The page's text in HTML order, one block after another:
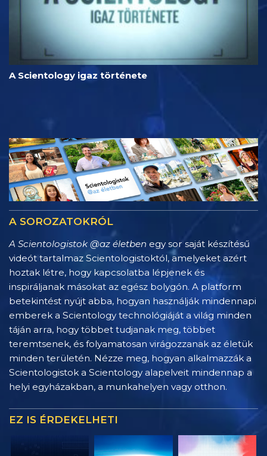
A Scientology igaz története
A SOROZATOKRÓL
A Scientologistok @az életben egy sor saját készítésű
videót tartalmaz Scientologistoktól, amelyeket azért
hoztak létre, hogy kapcsolatba lépjenek és
inspiráljanak másokat az egész bolygón. A platform
betekintést nyújt abba, hogyan használják mindennapi
emberek a Scientology technológiáját a világ minden
táján arra, hogy többet tudjanak meg, többet
teremtsenek, és folyamatosan virágozzanak az életük
minden területén. Nézze meg, hogyan alkalmazzák a
Scientologistok a Scientology alapelveit mindennap a
helyi egyházakban, a munkahelyen vagy otthon.
EZ IS ÉRDEKELHETI